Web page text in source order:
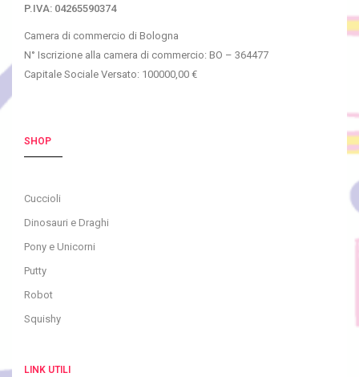
P.IVA: 04265590374
Camera di commercio di Bologna
N° Iscrizione alla camera di commercio: BO – 364477
Capitale Sociale Versato: 100000,00 €
SHOP
Cuccioli
Dinosauri e Draghi
Pony e Unicorni
Putty
Robot
Squishy
LINK UTILI